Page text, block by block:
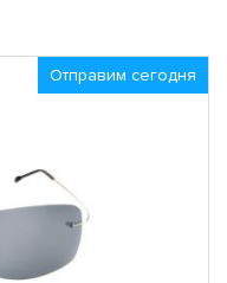
Отправим сегодня